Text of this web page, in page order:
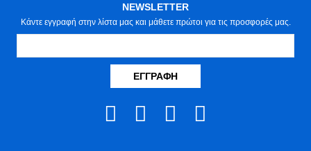
NEWSLETTER
Κάντε εγγραφή στην λίστα μας και μάθετε πρώτοι για τις προσφορές μας.
ΕΓΓΡΑΦΉ